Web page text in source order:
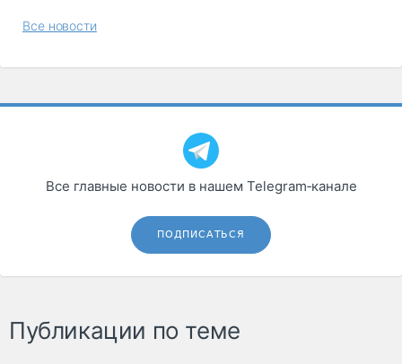
Все новости
Все главные новости в нашем Telegram‑канале
ПОДПИСАТЬСЯ
Публикации по теме